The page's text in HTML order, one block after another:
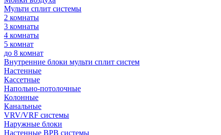
Мульти сплит системы
2 комнаты
3 комнаты
4 комнаты
5 комнат
до 8 комнат
Внутренние блоки мульти сплит систем
Настенные
Кассетные
Напольно-потолочные
Колонные
Канальные
VRV/VRF системы
Наружные блоки
Настенные ВРВ системы